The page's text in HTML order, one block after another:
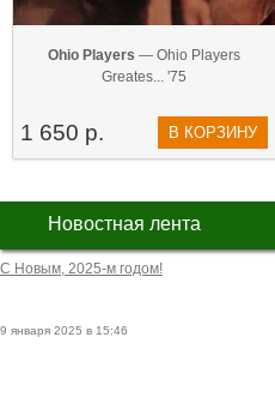
Ohio Players — Ohio Players
Greates... '75
1 650 р. В КОРЗИНУ
Новостная лента
С Новым, 2025-м годом!
9 января 2025 в 15:46